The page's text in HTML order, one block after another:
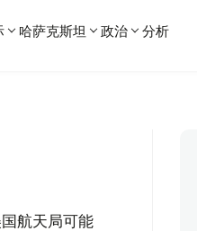
哈萨克斯坦 政治 分析
航天局可能